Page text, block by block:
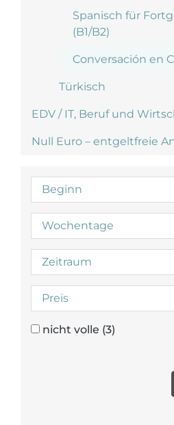
Spanisch für
(B1/B2)
Conversación en
Türkisch
EDV / IT, Beruf und
Null Euro – entgeltfreie
Beginn
Wochentage
Zeitraum
Preis
nicht volle (3)